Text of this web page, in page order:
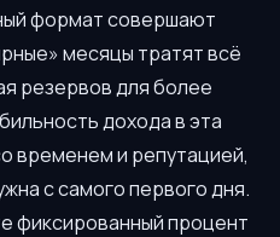
формат совершают
месяцы тратят всё
резервов для более
дохода в эта
временем и репутацией,
с самого первого дня.
фиксированный процент